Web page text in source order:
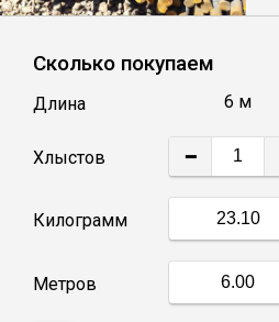
Швеллер
Катанка
Сколько покупаем
Длина 6 м
Хлыстов −
Килограмм
Метров